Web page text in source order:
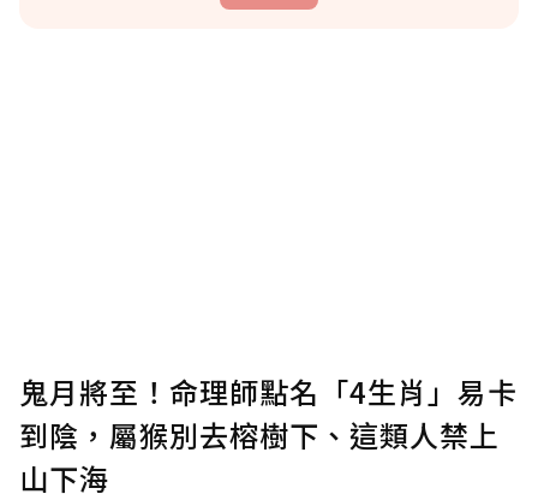
確認送出
鬼月將至！命理師點名「4生肖」易卡
到陰，屬猴別去榕樹下、這類人禁上
山下海